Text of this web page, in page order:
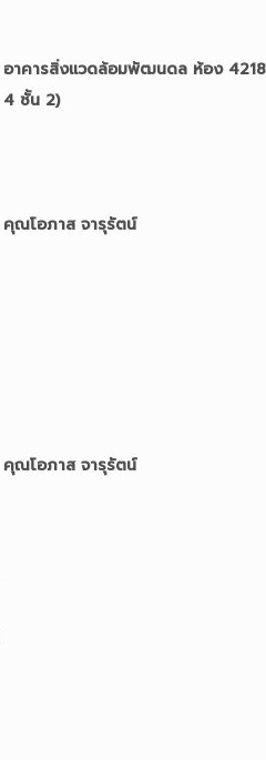
อาคารสิ่งแวดล้อมพัฒนดล ห้อง
4 ชั้น 2)
คุณโอภาส จารุรัตน์
คุณโอภาส จารุรัตน์